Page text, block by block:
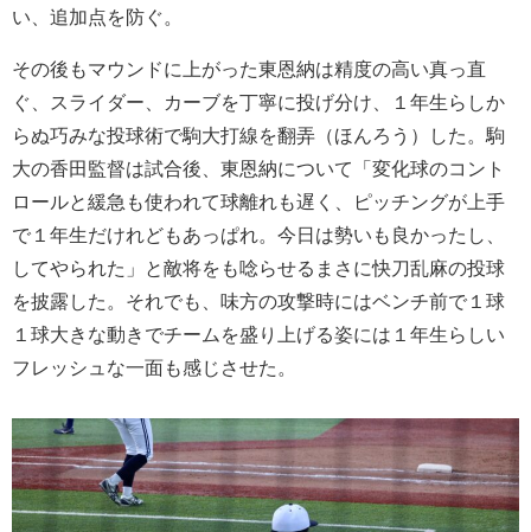
い、追加点を防ぐ。
その後もマウンドに上がった東恩納は精度の高い真っ直
ぐ、スライダー、カーブを丁寧に投げ分け、１年生らしか
らぬ巧みな投球術で駒大打線を翻弄（ほんろう）した。駒
大の香田監督は試合後、東恩納について「変化球のコント
ロールと緩急も使われて球離れも遅く、ピッチングが上手
で１年生だけれどもあっぱれ。今日は勢いも良かったし、
してやられた」と敵将をも唸らせるまさに快刀乱麻の投球
を披露した。それでも、味方の攻撃時にはベンチ前で１球
１球大きな動きでチームを盛り上げる姿には１年生らしい
フレッシュな一面も感じさせた。